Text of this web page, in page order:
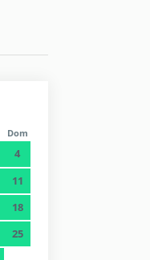
Dom
4
11
18
25